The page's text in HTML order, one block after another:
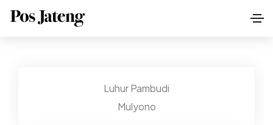
Luhur Pambudi
Mulyono